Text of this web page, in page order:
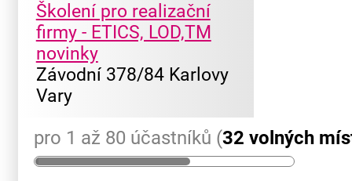
Školení pro realizační
firmy - ETICS, LOD,TM
novinky
Závodní 378/84 Karlovy
Vary
pro 1 až 80 účastníků (32 volných